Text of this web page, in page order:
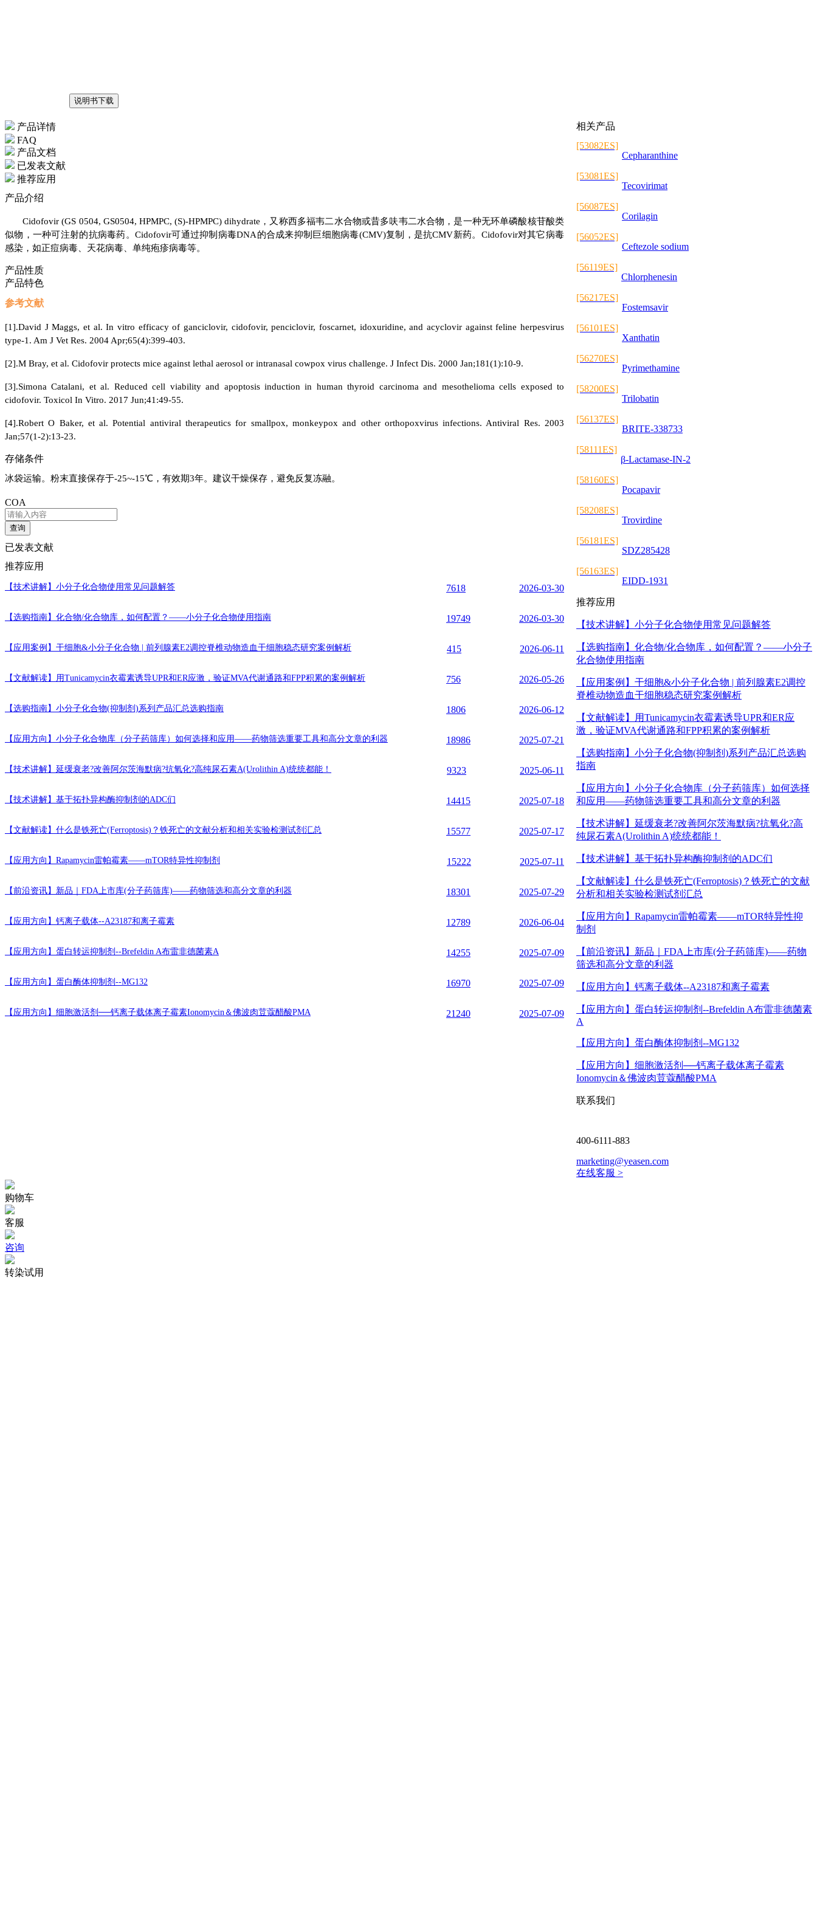
说明书下载
产品详情
FAQ
产品文档
已发表文献
推荐应用
产品介绍
Cidofovir (GS 0504, GS0504, HPMPC, (S)-HPMPC) dihydrate，又称西多福韦二水合物或昔多呋韦二水合物，是一种无环单磷酸核苷酸类
似物，一种可注射的抗病毒药。Cidofovir可通过抑制病毒DNA的合成来抑制巨细胞病毒(CMV)复制，是抗CMV新药。Cidofovir对其它病毒
感染，如正痘病毒、天花病毒、单纯疱疹病毒等。
产品性质
产品特色
参考文献
[1].David J Maggs, et al. In vitro efficacy of ganciclovir, cidofovir, penciclovir, foscarnet, idoxuridine, and acyclovir against feline herpesvirus
type-1. Am J Vet Res. 2004 Apr;65(4):399-403.
[2].M Bray, et al. Cidofovir protects mice against lethal aerosol or intranasal cowpox virus challenge. J Infect Dis. 2000 Jan;181(1):10-9.
[3].Simona Catalani, et al. Reduced cell viability and apoptosis induction in human thyroid carcinoma and mesothelioma cells exposed to
cidofovir. Toxicol In Vitro. 2017 Jun;41:49-55.
[4].Robert O Baker, et al. Potential antiviral therapeutics for smallpox, monkeypox and other orthopoxvirus infections. Antiviral Res. 2003
Jan;57(1-2):13-23.
存储条件
冰袋运输。粉末直接保存于-25~-15℃，有效期3年。建议干燥保存，避免反复冻融。
COA
查询
已发表文献
推荐应用
【技术讲解】 小分子化合物使用常见问题解答 7618 2026-03-30
【选购指南】 化合物/化合物库，如何配置？——小分子化合物使用指南 19749 2026-03-30
【应用案例】 干细胞&小分子化合物 | 前列腺素E2调控脊椎动物造血干细胞稳态研究案例解析 415 2026-06-11
【文献解读】 用Tunicamycin衣霉素诱导UPR和ER应激，验证MVA代谢通路和FPP积累的案例解析 756 2026-05-26
【选购指南】 小分子化合物(抑制剂)系列产品汇总选购指南 1806 2026-06-12
【应用方向】 小分子化合物库（分子药筛库）如何选择和应用——药物筛选重要工具和高分文章的利器 18986 2025-07-21
【技术讲解】 延缓衰老?改善阿尔茨海默病?抗氧化?高纯尿石素A(Urolithin A)统统都能！ 9323 2025-06-11
【技术讲解】 基于拓扑异构酶抑制剂的ADC们 14415 2025-07-18
【文献解读】 什么是铁死亡(Ferroptosis)？铁死亡的文献分析和相关实验检测试剂汇总 15577 2025-07-17
【应用方向】 Rapamycin雷帕霉素——mTOR特异性抑制剂 15222 2025-07-11
【前沿资讯】 新品｜FDA上市库(分子药筛库)——药物筛选和高分文章的利器 18301 2025-07-29
【应用方向】 钙离子载体--A23187和离子霉素 12789 2026-06-04
【应用方向】 蛋白转运抑制剂--Brefeldin A布雷非德菌素A 14255 2025-07-09
【应用方向】 蛋白酶体抑制剂--MG132 16970 2025-07-09
【应用方向】 细胞激活剂──钙离子载体离子霉素Ionomycin＆佛波肉荳蔻醋酸PMA 21240 2025-07-09
相关产品
[53082ES]
Cepharanthine
[53081ES]
Tecovirimat
[56087ES]
Corilagin
[56052ES]
Ceftezole sodium
[56119ES]
Chlorphenesin
[56217ES]
Fostemsavir
[56101ES]
Xanthatin
[56270ES]
Pyrimethamine
[58200ES]
Trilobatin
[56137ES]
BRITE-338733
[58111ES]
β-Lactamase-IN-2
[58160ES]
Pocapavir
[58208ES]
Trovirdine
[56181ES]
SDZ285428
[56163ES]
EIDD-1931
推荐应用
【技术讲解】 小分子化合物使用常见问题解答
【选购指南】 化合物/化合物库，如何配置？——小分子
化合物使用指南
【应用案例】 干细胞&小分子化合物 | 前列腺素E2调控
脊椎动物造血干细胞稳态研究案例解析
【文献解读】
用Tunicamycin衣霉素诱导UPR和ER应
激，验证MVA代谢通路和FPP积累的案例解析
【选购指南】 小分子化合物(抑制剂)系列产品汇总选购
指南
【应用方向】 小分子化合物库（分子药筛库）如何选择
和应用——药物筛选重要工具和高分文章的利器
【技术讲解】 延缓衰老?改善阿尔茨海默病?抗氧化?高
纯尿石素A(Urolithin A)统统都能！
【技术讲解】 基于拓扑异构酶抑制剂的ADC们
【文献解读】 什么是铁死亡(Ferroptosis)？铁死亡的文献
分析和相关实验检测试剂汇总
【应用方向】 Rapamycin雷帕霉素——mTOR特异性抑
制剂
【前沿资讯】 新品｜FDA上市库(分子药筛库)——药物
筛选和高分文章的利器
【应用方向】 钙离子载体--A23187和离子霉素
【应用方向】 蛋白转运抑制剂--Brefeldin A布雷非德菌素
A
【应用方向】 蛋白酶体抑制剂--MG132
【应用方向】 细胞激活剂──钙离子载体离子霉素
Ionomycin＆佛波肉荳蔻醋酸PMA
联系我们
400-6111-883
marketing@yeasen.com
在线客服 >
购物车
客服
咨询
转染试用